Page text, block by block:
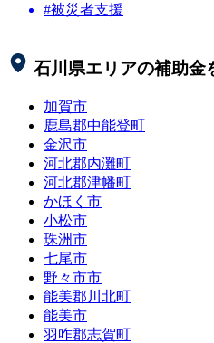
#被災者支援
石川県エリアの補助金
加賀市
鹿島郡中能登町
金沢市
河北郡内灘町
河北郡津幡町
かほく市
小松市
珠洲市
七尾市
野々市市
能美郡川北町
能美市
羽咋郡志賀町